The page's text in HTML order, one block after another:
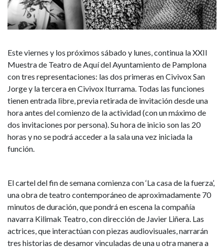
Teatro,
Speculum
Vitae
y
Habíateatro
Este viernes y los próximos sábado y lunes, continua la XXII
Muestra de Teatro de Aquí del Ayuntamiento de Pamplona
con tres representaciones: las dos primeras en Civivox San
Jorge y la tercera en Civivox Iturrama. Todas las funciones
tienen entrada libre, previa retirada de invitación desde una
hora antes del comienzo de la actividad (con un máximo de
dos invitaciones por persona). Su hora de inicio son las 20
horas y no se podrá acceder a la sala una vez iniciada la
función.
El cartel del fin de semana comienza con ‘La casa de la fuerza’,
una obra de teatro contemporáneo de aproximadamente 70
minutos de duración, que pondrá en escena la compañía
navarra Kilimak Teatro, con dirección de Javier Liñera. Las
actrices, que interactúan con piezas audiovisuales, narrarán
tres historias de desamor vinculadas de una u otra manera a